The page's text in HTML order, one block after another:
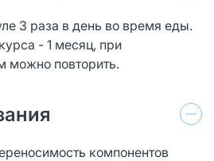
3 раза в день во время еды.
- 1 месяц, при
можно повторить.
компонентов